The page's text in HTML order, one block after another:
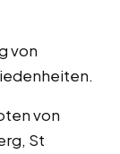
von
von
St